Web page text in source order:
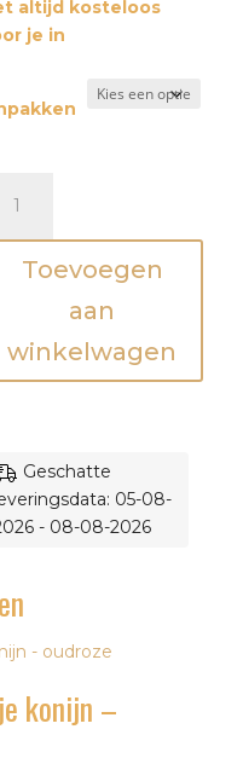
altijd kosteloos
je in
Toevoegen
aan
winkelwagen
Geschatte
05-08-
- 08-08-2026
konijn –